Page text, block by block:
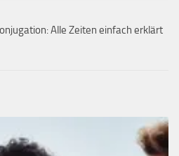
Alle Zeiten einfach erklärt